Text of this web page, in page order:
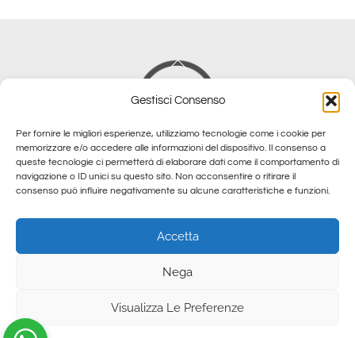
Gestisci Consenso
Per fornire le migliori esperienze, utilizziamo tecnologie come i cookie per
memorizzare e/o accedere alle informazioni del dispositivo. Il consenso a
queste tecnologie ci permetterà di elaborare dati come il comportamento di
navigazione o ID unici su questo sito. Non acconsentire o ritirare il
consenso può influire negativamente su alcune caratteristiche e funzioni.
Accetta
Nega
Visualizza Le Preferenze
Back
To
Top
Reserved.